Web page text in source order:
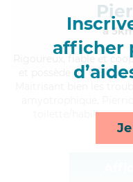
afficher
à
, fiable et
et possède un BEP
toilette/habillage,